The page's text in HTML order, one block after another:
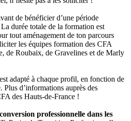
de bénéficier d’une période
durée totale de la formation est
tout aménagement de ton parcours
les équipes formation des CFA
de Roubaix, de Gravelines et de Marly
adapté à chaque profil, en fonction de
d’informations auprès des
des Hauts-de-France !
professionnelle dans les